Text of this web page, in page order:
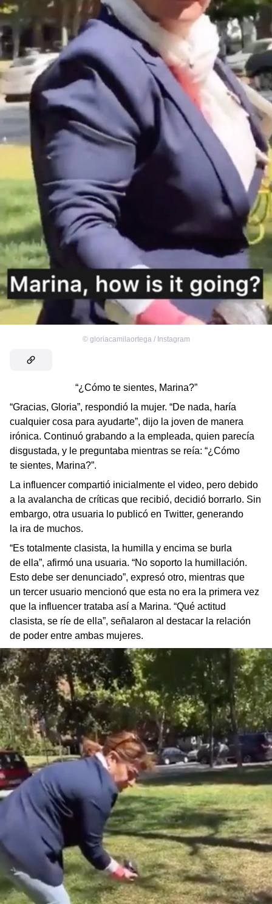
© gloriacamilaortega / Instagram
“¿Cómo te sientes, Marina?”
“Gracias, Gloria”, respondió la mujer. “De nada, haría
cualquier cosa para ayudarte”, dijo la joven de manera
irónica. Continuó grabando a la empleada, quien parecía
disgustada, y le preguntaba mientras se reía: “¿Cómo
te sientes, Marina?”.
La influencer compartió inicialmente el video, pero debido
a la avalancha de críticas que recibió, decidió borrarlo. Sin
embargo, otra usuaria lo publicó en Twitter, generando
la ira de muchos.
“Es totalmente clasista, la humilla y encima se burla
de ella”, afirmó una usuaria. “No soporto la humillación.
Esto debe ser denunciado”, expresó otro, mientras que
un tercer usuario mencionó que esta no era la primera vez
que la influencer trataba así a Marina. “Qué actitud
clasista, se ríe de ella”, señalaron al destacar la relación
de poder entre ambas mujeres.